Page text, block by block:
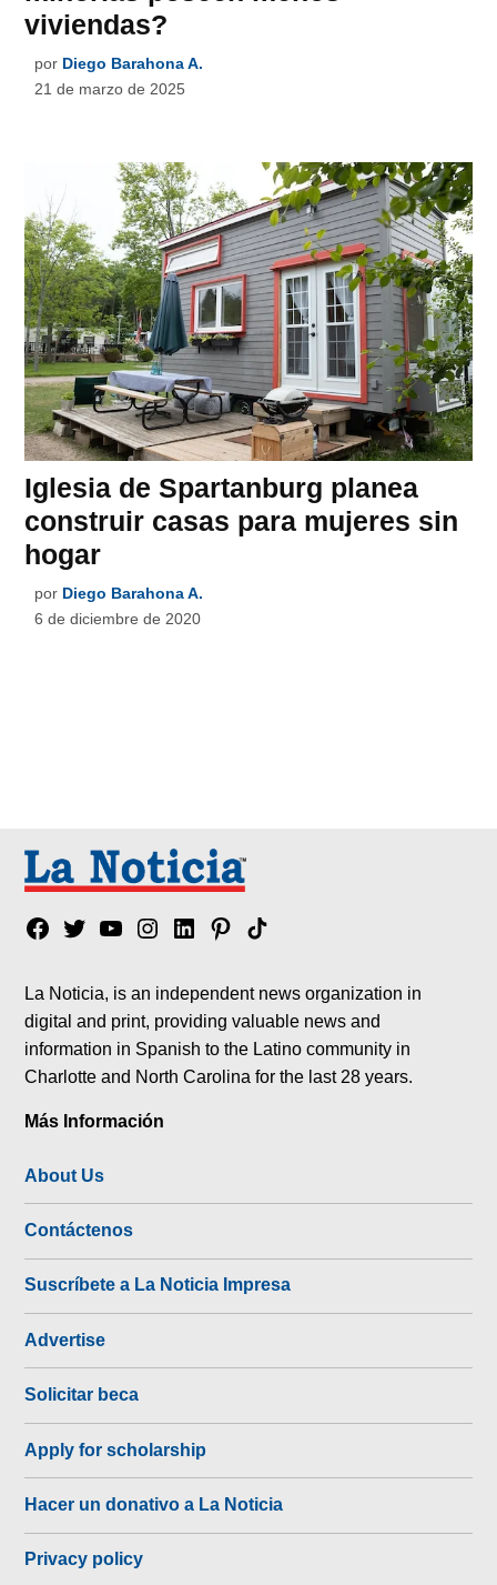
viviendas?
por Diego Barahona A.
21 de marzo de 2025
Iglesia de Spartanburg planea
construir casas para mujeres sin
hogar
por Diego Barahona A.
6 de diciembre de 2020
Facebook
TwitterYouTubeInstagram
LinkedinPinterest
Tik
La Noticia, is an independent news organization in
digital and print, providing valuable news and
information in Spanish to the Latino community in
Charlotte and North Carolina for the last 28 years.
Más Información
About Us
Contáctenos
Suscríbete a La Noticia Impresa
Advertise
Solicitar beca
Apply for scholarship
Hacer un donativo a La Noticia
Privacy policy